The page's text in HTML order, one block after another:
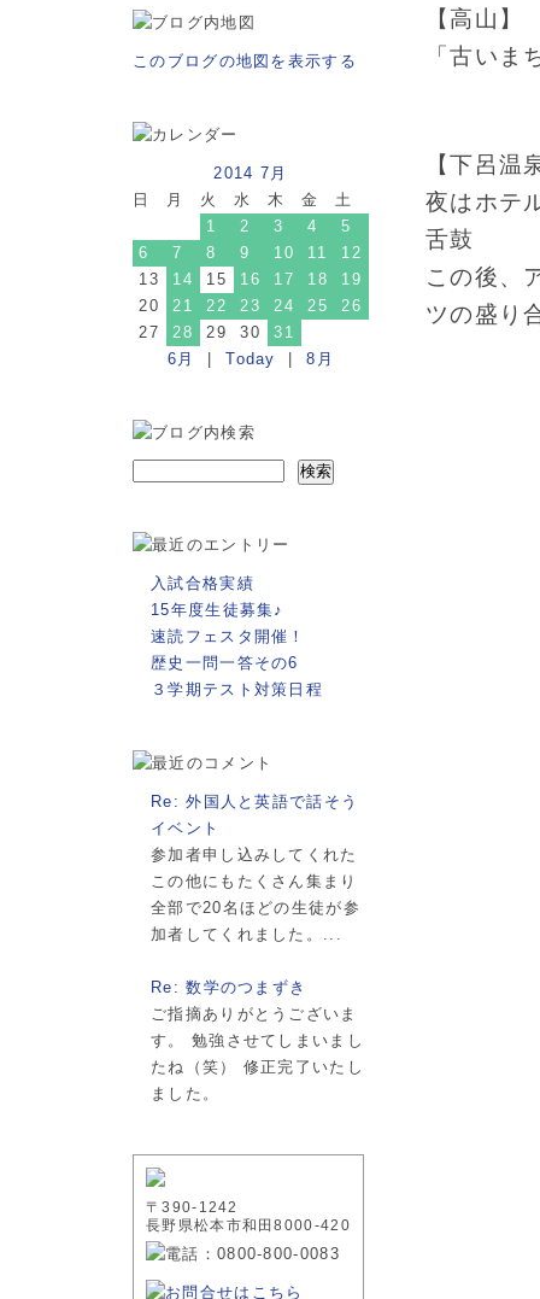
【高山】
「古い
【下呂温
夜はホテ
舌鼓
この後、
ツの盛り
このブログの地図を表示する
2014 7月
日
月 火 水 木 金
土
1
2 3 4
5
6
7 8 9 10 11
12
13
14 15 16 17 18
19
20
21 22 23 24 25
26
27
28 29 30
31
6月
|Today |8月
入試合格実績
15年度生徒募集♪
速読フェスタ開催！
歴史一問一答その6
３学期テスト対策日程
Re: 外国人と英語で話そう
イベント
参加者申し込みしてくれた
この他にもたくさん集まり
全部で20名ほどの生徒が参
加者してくれました。...
Re: 数学のつまずき
ご指摘ありがとうございま
す。 勉強させてしまいまし
たね（笑） 修正完了いたし
ました。
〒390-1242
長野県松本市和田8000-420